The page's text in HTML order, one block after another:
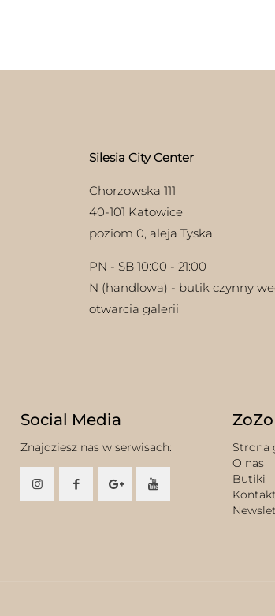
Silesia City Center
Chorzowska 111
40-101 Katowice
poziom 0, aleja Tyska
PN - SB 10:00 - 21:00
N (handlowa) - butik czynny
otwarcia galerii
Social Media
Znajdziesz nas w serwisach:
Strona
O nas
Butiki
Kontakt